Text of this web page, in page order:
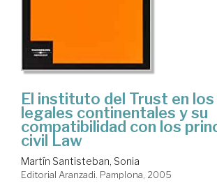
El instituto del Trust en
legales continentales y su
compatibilidad con los
civil Law
Martín Santisteban, Sonia
Editorial Aranzadi. Pamplona, 2005